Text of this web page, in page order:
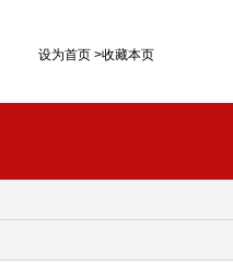
设为首页 >收藏本页